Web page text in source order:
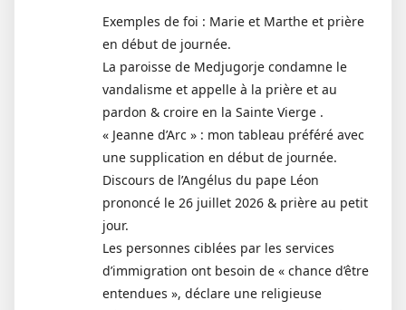
Exemples de foi : Marie et Marthe et prière
en début de journée.
La paroisse de Medjugorje condamne le
vandalisme et appelle à la prière et au
pardon & croire en la Sainte Vierge .
« Jeanne d’Arc » : mon tableau préféré avec
une supplication en début de journée.
Discours de l’Angélus du pape Léon
prononcé le 26 juillet 2026 & prière au petit
jour.
Les personnes ciblées par les services
d’immigration ont besoin de « chance d’être
entendues », déclare une religieuse